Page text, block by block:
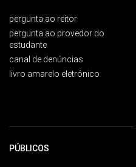
pergunta ao reitor
pergunta ao provedor do
estudante
canal de denúncias
livro amarelo eletrónico
PÚBLICOS